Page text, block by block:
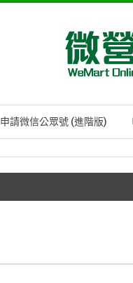
申請微信公眾號 (進階版)